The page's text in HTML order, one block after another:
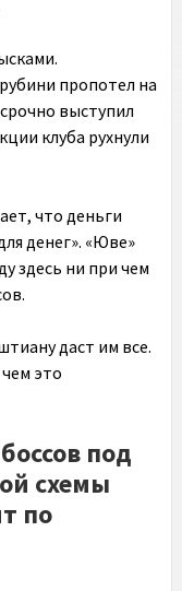
пропотел на
выступил
клуба рухнули
что деньги
денег». «Юве»
здесь ни при чем
даст им все.
это
под
схемы
по